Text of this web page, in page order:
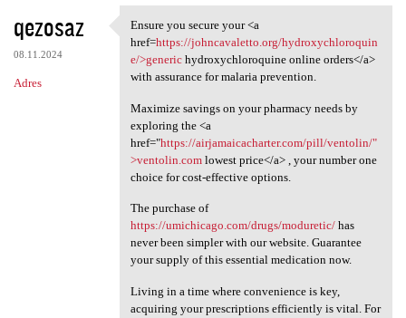
qezosaz
08.11.2024
Adres
Ensure you secure your <a
Ensure you secure your <a
href=https://johncavaletto.org/hydroxychloroquin
e/>generichydroxychloroquine online orders</a>
with assurance for malaria prevention.
Maximize savings on your pharmacy needs by
exploring the <a
href="https://airjamaicacharter.com/pill/ventolin/"
>ventolin.comlowest price</a> , your number one
choice for cost-effective options.
The purchase of
https://umichicago.com/drugs/moduretic/has
never been simpler with our website. Guarantee
your supply of this essential medication now.
Living in a time where convenience is key,
acquiring your prescriptions efficiently is vital. For